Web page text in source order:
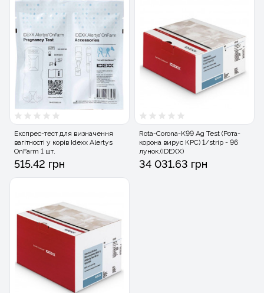
Експрес-тест для визначення
вагітності у корів Idexx Alertys
OnFarm 1 шт.
515.42 грн
Rota-Corona-K99 Ag Test (Рота-
корона вирус КРС) 1/strip - 96
лунок.(IDEXX)
34 031.63 грн